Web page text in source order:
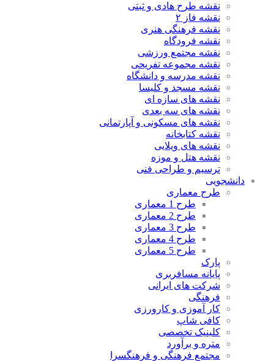
نقشه طرح هادی و ثبتی
نقشه فاز ۲
نقشه فرهنگی هنری
نقشه فرودگاه
نقشه مجتمع ورزشی
نقشه مجموعه تفریحی
نقشه مدرسه و دانشگاه
نقشه مسجد و کلیسا
نقشه های سازه ای
نقشه های سه بعدی
نقشه های مسکونی و آپارتمانی
نقشه کتابخانه
نقشه های ویلایی
نقشه هتل و موزه
ترسیم و طراحی فنی
دانشجویی
طرح معماری
طرح 1 معماری
طرح 2 معماری
طرح 3 معماری
طرح 4 معماری
طرح 5 معماری
پارک
پایانه مسافربری
شرکت های ایرانی
فرهنگی
کار آموزی و کارورزی
کافی شاپ
کلینیک تخصصی
متره و برآورد
مجتمع فرهنگی و فرهنگسرا